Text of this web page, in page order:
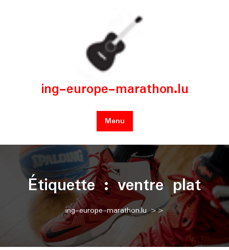
ing-europe-marathon.lu
Menu
Étiquette :ventre plat
ing-europe-marathon.lu>>